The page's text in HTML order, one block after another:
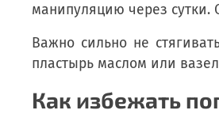
манипуляцию через сутки.
Важно сильно не
пластырь маслом или
Как избежать